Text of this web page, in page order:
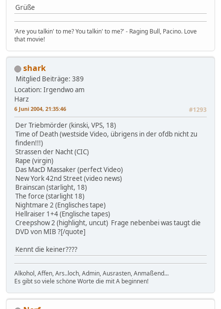
Grüße
'Are you talkin' to me? You talkin' to me?' - Raging Bull, Pacino. Love
that movie!
shark
Mitglied Beiträge: 389
Location: Irgendwo am
Harz
6 Juni 2004, 21:35:46 #1293
Der Triebmörder (kinski, VPS, 18)
Time of Death (westside Video, übrigens in der ofdb nicht zu
finden!!!)
Strassen der Nacht (CIC)
Rape (virgin)
Das MacD Massaker (perfect Video)
New York 42nd Street (video news)
Brainscan (starlight, 18)
The force (starlight 18)
Nightmare 2 (Englisches tape)
Hellraiser 1+4 (Englische tapes)
Creepshow 2 (highlight, uncut) Frage nebenbei was taugt die
DVD von MIB ?[/quote]
Kennt die keiner????
Alkohol, Affen, Ars..loch, Admin, Ausrasten, Anmaßend...
Es gibt so viele schöne Worte die mit A beginnen!